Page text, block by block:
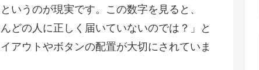
いうのが現実です。この数字を見ると、
どの人に正しく届いていないのでは？」と
アウトやボタンの配置が大切にされていま